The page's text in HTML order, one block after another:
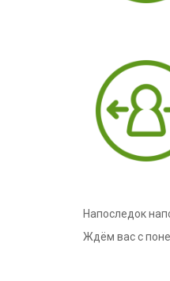
Напоследок
Ждём вас с